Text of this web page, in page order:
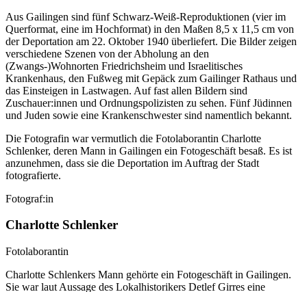
Aus Gailingen sind fünf Schwarz-Weiß-Reproduktionen (vier im
Querformat, eine im Hochformat) in den Maßen 8,5 x 11,5 cm von
der Deportation am 22. Oktober 1940 überliefert. Die Bilder zeigen
verschiedene Szenen von der Abholung an den
(Zwangs-)Wohnorten Friedrichsheim und Israelitisches
Krankenhaus, den Fußweg mit Gepäck zum Gailinger Rathaus und
das Einsteigen in Lastwagen. Auf fast allen Bildern sind
Zuschauer:innen und Ordnungspolizisten zu sehen. Fünf Jüdinnen
und Juden sowie eine Krankenschwester sind namentlich bekannt.
Die Fotografin war vermutlich die Fotolaborantin Charlotte
Schlenker, deren Mann in Gailingen ein Fotogeschäft besaß. Es ist
anzunehmen, dass sie die Deportation im Auftrag der Stadt
fotografierte.
Fotograf:in
Charlotte Schlenker
Fotolaborantin
Charlotte Schlenkers Mann gehörte ein Fotogeschäft in Gailingen.
Sie war laut Aussage des Lokalhistorikers Detlef Girres eine